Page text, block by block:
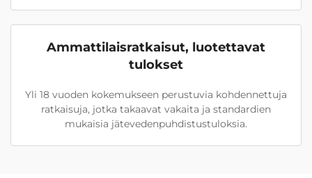
Ammattilaisratkaisut, luotettavat
tulokset
Yli 18 vuoden kokemukseen perustuvia kohdennettuja
ratkaisuja, jotka takaavat vakaita ja standardien
mukaisia jätevedenpuhdistustuloksia.